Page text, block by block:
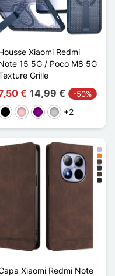
Xiaomi Redmi
15 5G / Poco M8 5G
Grille
€ 14,99 € -50%
PretoRosaPúrpuraTransparente
+2
Xiaomi Redmi Note